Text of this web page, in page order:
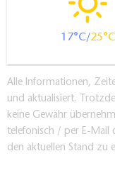
17 25
Alle Informationen,
und aktualisiert.
keine Gewähr
telefonisch / per E-Mail
den aktuellen Stand zu